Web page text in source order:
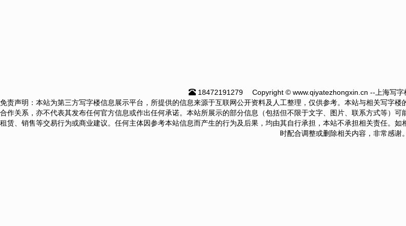
18472191279
Copyright © www.qiyatezhongxin.cn --上海写字
免责声明：本站为第三方写字楼信息展示平台，所提供的信息来源于互联网公开资料及人工整理，仅供参考。本站与相关写字
合作关系，亦不代表其发布任何官方信息或作出任何承诺。本站所展示的部分信息（包括但不限于文字、图片、联系方式等）
租赁、销售等交易行为或商业建议。任何主体因参考本站信息而产生的行为及后果，均由其自行承担，本站不承担相关责任。
时配合调整或删除相关内容，非常感谢。